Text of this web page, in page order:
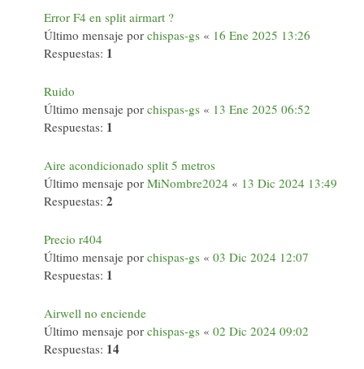
Error F4 en split airmart ?
Último mensaje por chispas-gs « 16 Ene 2025 13:26
Respuestas: 1
Ruido
Último mensaje por chispas-gs « 13 Ene 2025 06:52
Respuestas: 1
Aire acondicionado split 5 metros
Último mensaje por MiNombre2024 « 13 Dic 2024 13:49
Respuestas: 2
Precio r404
Último mensaje por chispas-gs « 03 Dic 2024 12:07
Respuestas: 1
Airwell no enciende
Último mensaje por chispas-gs « 02 Dic 2024 09:02
Respuestas: 14